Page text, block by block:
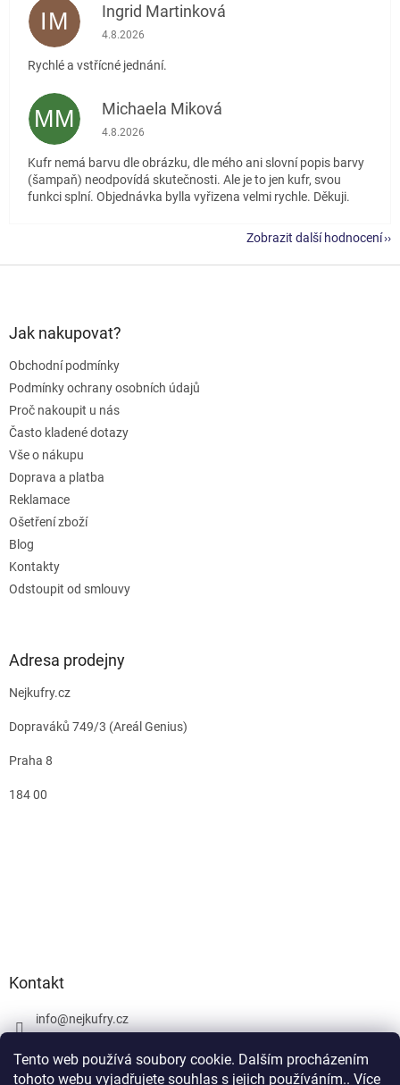
Tento web používá soubory cookie. Dalším procházením
tohoto webu vyjadřujete souhlas s jejich používáním.. Více
IM Ingrid Martinková
Hodnocení obchodu je 5 z 5 hvězdiček.
4.8.2026
Rychlé a vstřícné jednání.
MM Michaela Miková
Hodnocení obchodu je 5 z 5 hvězdiček.
4.8.2026
Kufr nemá barvu dle obrázku, dle mého ani slovní popis barvy
(šampaň) neodpovídá skutečnosti. Ale je to jen kufr, svou
funkci splní. Objednávka bylla vyřizena velmi rychle. Děkuji.
Zobrazit další hodnocení
Jak nakupovat?
Obchodní podmínky
Podmínky ochrany osobních údajů
Proč nakoupit u nás
Často kladené dotazy
Vše o nákupu
Doprava a platba
Reklamace
Ošetření zboží
Blog
Kontakty
Odstoupit od smlouvy
Adresa prodejny
Nejkufry.cz
Dopraváků 749/3 (Areál Genius)
Praha 8
184 00
Kontakt
info@nejkufry.cz
Facebook